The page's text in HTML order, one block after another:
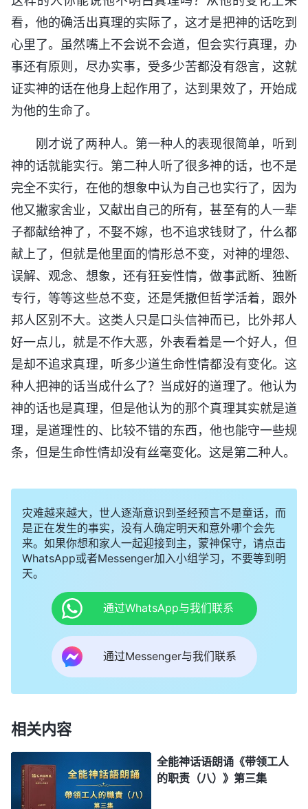
看，他的确活出真理的实际了，这才是把神的话吃到
心里了。虽然嘴上不会说不会道，但会实行真理，办
事还有原则，尽办实事，受多少苦都没有怨言，这就
证实神的话在他身上起作用了，达到果效了，开始成
为他的生命了。
刚才说了两种人。第一种人的表现很简单，听到
神的话就能实行。第二种人听了很多神的话，也不是
完全不实行，在他的想象中认为自己也实行了，因为
他又撇家舍业，又献出自己的所有，甚至有的人一辈
子都献给神了，不娶不嫁，也不追求钱财了，什么都
献上了，但就是他里面的情形总不变，对神的埋怨、
误解、观念、想象，还有狂妄性情，做事武断、独断
专行，等等这些总不变，还是凭撒但哲学活着，跟外
邦人区别不大。这类人只是口头信神而已，比外邦人
好一点儿，就是不作大恶，外表看着是一个好人，但
是却不追求真理，听多少道生命性情都没有变化。这
种人把神的话当成什么了？当成好的道理了。他认为
神的话也是真理，但是他认为的那个真理其实就是道
理，是道理性的、比较不错的东西，他也能守一些规
条，但是生命性情却没有丝毫变化。这是第二种人。
灾难越来越大，世人逐渐意识到圣经预言不是童话，而
是正在发生的事实，没有人确定明天和意外哪个会先
来。如果你想和家人一起迎接到主，蒙神保守，请点击
WhatsApp或者Messenger加入小组学习，不要等到明
天。
通过WhatsApp与我们联系
通过Messenger与我们联系
相关内容
全能神话语朗诵《带领工人
的职责（八）》第三集